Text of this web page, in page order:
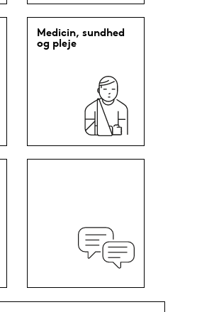
Medicin, sundhed
og pleje